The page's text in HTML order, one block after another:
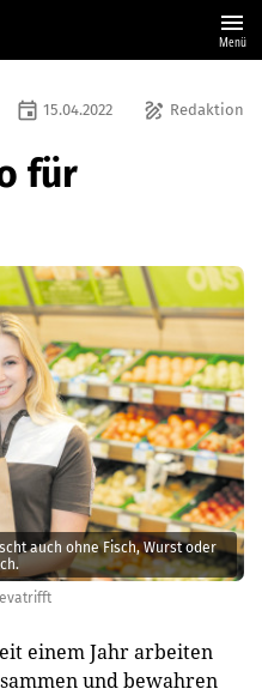
menu
Menü
auch ohne Fisch, Wurst oder
draw Redaktion
event 15.04.2022
für
einem Jahr arbeiten
und bewahren